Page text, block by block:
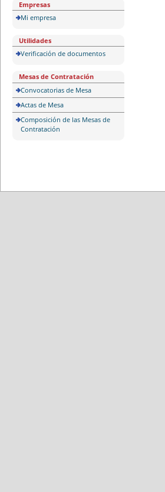
Empresas
Mi empresa
Utilidades
Verificación de documentos
Mesas de Contratación
Convocatorias de Mesa
Actas de Mesa
Composición de las Mesas de
Contratación